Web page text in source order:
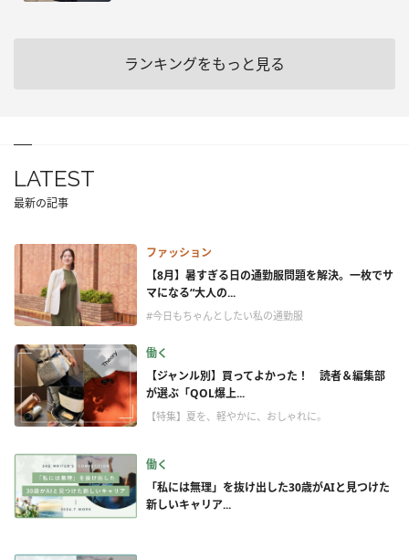
ランキングをもっと見る
LATEST
最新の記事
ファッション
【8月】暑すぎる日の通勤服問題を解決。一枚でサ
マになる“大人の...
#今日もちゃんとしたい私の通勤服
働く
【ジャンル別】買ってよかった！ 読者＆編集部
が選ぶ「QOL爆上...
【特集】夏を、軽やかに、おしゃれに。
働く
「私には無理」を抜け出した30歳がAIと見つけた
新しいキャリア...